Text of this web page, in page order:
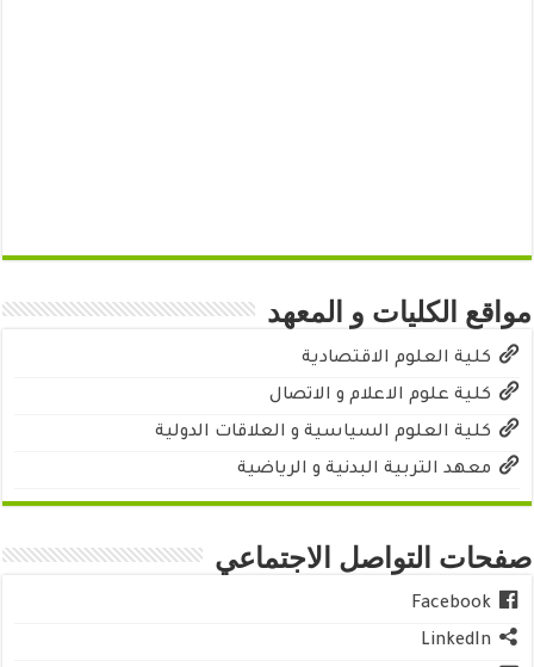
مواقع الكليات و المعهد
كلية العلوم الاقتصادية
كلية علوم الاعلام و الاتصال
كلية العلوم السياسية و العلاقات الدولية
معهد التربية البدنية و الرياضية
صفحات التواصل الاجتماعي
Facebook
LinkedIn